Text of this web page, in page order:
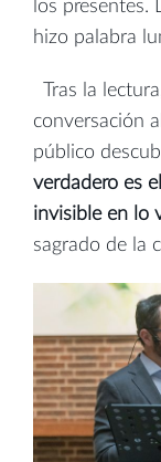
los presentes.
hizo palabra
Tras la
conversación
público
verdadero es
invisible en lo
sagrado de la